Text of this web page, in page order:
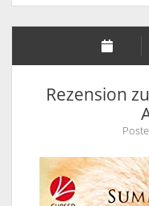
Rezension